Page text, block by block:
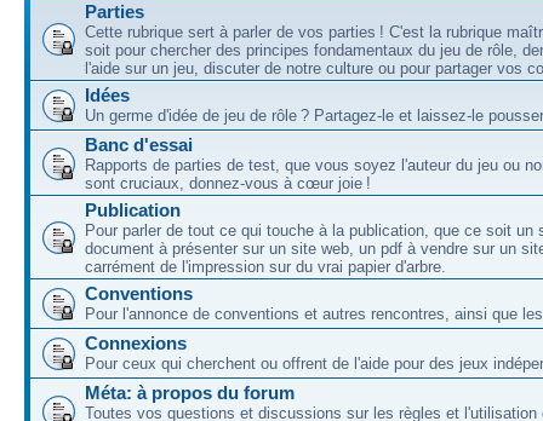
Parties
Cette rubrique sert à parler de vos parties ! C'est la rubrique
soit pour chercher des principes fondamentaux du jeu de rôle,
l'aide sur un jeu, discuter de notre culture ou pour partager vos
Idées
Un germe d'idée de jeu de rôle ? Partagez-le et laissez-le
Banc d'essai
Rapports de parties de test, que vous soyez l'auteur du jeu ou
sont cruciaux, donnez-vous à cœur joie !
Publication
Pour parler de tout ce qui touche à la publication, que ce soit un
document à présenter sur un site web, un pdf à vendre sur un
carrément de l'impression sur du vrai papier d'arbre.
Conventions
Pour l'annonce de conventions et autres rencontres, ainsi que
Connexions
Pour ceux qui cherchent ou offrent de l'aide pour des jeux
Méta: à propos du forum
Toutes vos questions et discussions sur les règles et l'utilisation